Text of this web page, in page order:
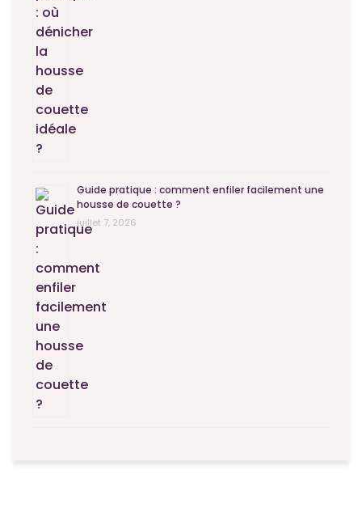
Guide pratique : comment enfiler facilement une
housse de couette ?
juillet 7, 2026